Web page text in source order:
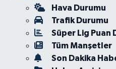
Hava Durumu
Trafik Durumu
Süper Lig Puan
Tüm Manşetler
Son Dakika